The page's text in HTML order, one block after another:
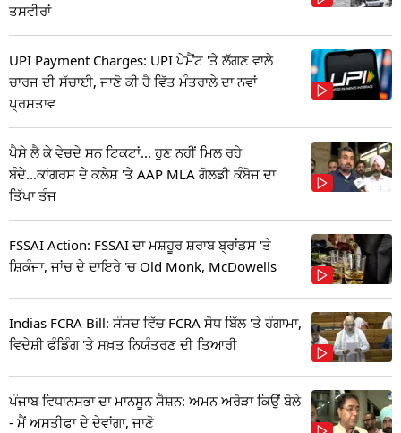
ਤਸਵੀਰਾਂ
UPI Payment Charges: UPI ਪੇਮੈਂਟ 'ਤੇ ਲੱਗਣ ਵਾਲੇ
ਚਾਰਜ ਦੀ ਸੱਚਾਈ, ਜਾਣੋ ਕੀ ਹੈ ਵਿੱਤ ਮੰਤਰਾਲੇ ਦਾ ਨਵਾਂ
ਪ੍ਰਸਤਾਵ
ਪੈਸੇ ਲੈ ਕੇ ਵੇਚਦੇ ਸਨ ਟਿਕਟਾਂ... ਹੁਣ ਨਹੀਂ ਮਿਲ ਰਹੇ
ਬੰਦੇ...ਕਾਂਗਰਸ ਦੇ ਕਲੇਸ਼ 'ਤੇ AAP MLA ਗੋਲਡੀ ਕੰਬੋਜ ਦਾ
ਤਿੱਖਾ ਤੰਜ
FSSAI Action: FSSAI ਦਾ ਮਸ਼ਹੂਰ ਸ਼ਰਾਬ ਬ੍ਰਾਂਡਸ 'ਤੇ
ਸ਼ਿਕੰਜਾ, ਜਾਂਚ ਦੇ ਦਾਇਰੇ 'ਚ Old Monk, McDowells
Indias FCRA Bill: ਸੰਸਦ ਵਿੱਚ FCRA ਸੋਧ ਬਿੱਲ 'ਤੇ ਹੰਗਾਮਾ,
ਵਿਦੇਸ਼ੀ ਫੰਡਿੰਗ 'ਤੇ ਸਖ਼ਤ ਨਿਯੰਤਰਣ ਦੀ ਤਿਆਰੀ
ਪੰਜਾਬ ਵਿਧਾਨਸਭਾ ਦਾ ਮਾਨਸੂਨ ਸੈਸ਼ਨ: ਅਮਨ ਅਰੋੜਾ ਕਿਉਂ ਬੋਲੇ
- ਮੈਂ ਅਸਤੀਫਾ ਦੇ ਦੇਵਾਂਗਾ, ਜਾਣੋ